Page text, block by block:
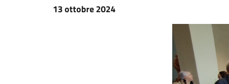
13 ottobre 2024